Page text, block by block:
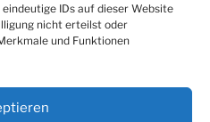
IDs auf dieser Website
nicht erteilst oder
und Funktionen